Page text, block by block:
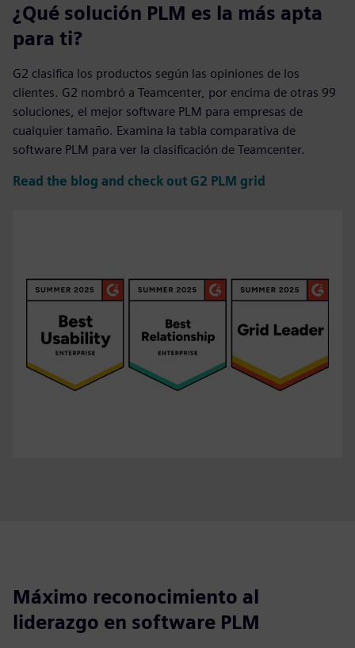
¿Qué solución PLM es la más apta
para ti?
G2 clasifica los productos según las opiniones de los
clientes. G2 nombró a Teamcenter, por encima de otras 99
soluciones, el mejor software PLM para empresas de
cualquier tamaño. Examina la tabla comparativa de
software PLM para ver la clasificación de Teamcenter.
Read the blog and check out G2 PLM grid
Máximo reconocimiento al
liderazgo en software PLM